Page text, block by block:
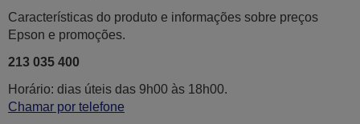
Características do produto e informações sobre preços
Epson e promoções.
213 035 400
Horário: dias úteis das 9h00 às 18h00.
Chamar por telefone